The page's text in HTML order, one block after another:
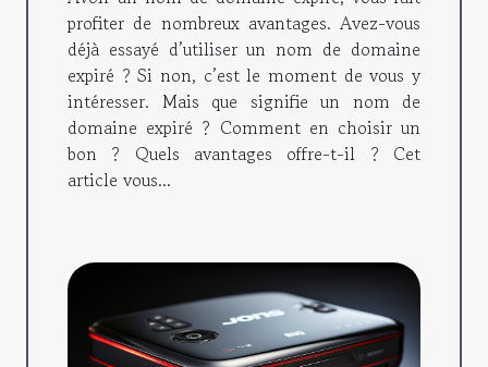
profiter de nombreux avantages. Avez-vous
déjà essayé d’utiliser un nom de domaine
expiré ? Si non, c’est le moment de vous y
intéresser. Mais que signifie un nom de
domaine expiré ? Comment en choisir un
bon ? Quels avantages offre-t-il ? Cet
article vous...